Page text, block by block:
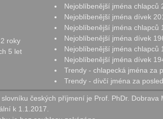
roky
5 let
Nejoblíbenější jména chlapců
Nejoblíbenější jména dívek
Nejoblíbenější jména chlapců
Nejoblíbenější jména dívek
Nejoblíbenější jména chlapců
Nejoblíbenější jména dívek
Trendy - chlapecká jména za
Trendy - dívčí jména za
českých příjmení je Prof. PhDr. Dobrava
k 1.1.2017.